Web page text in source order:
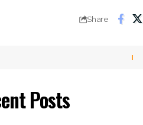
Share
Posts